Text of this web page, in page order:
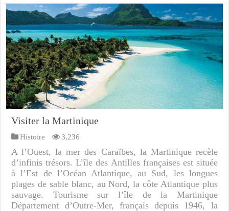
Visiter la Martinique
Histoire 3,236
A l’Ouest, la mer des Caraïbes, la Martinique recèle
d’infinis trésors. L’île des Antilles françaises est située
à l’Est de l’Océan Atlantique, au Sud, les longues
plages de sable blanc, au Nord, la côte Atlantique plus
sauvage. Tourisme sur l’île de la Martinique
Département d’Outre-Mer, français depuis 1946, la